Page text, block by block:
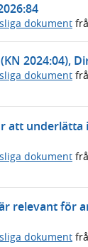
dokument
2024:04),
dokument
att underlätta
dokument
relevant för
dokument